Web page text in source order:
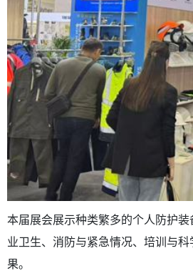
本届展会展示种类繁多的个人防护
业卫生、消防与紧急情况、培训与
果。